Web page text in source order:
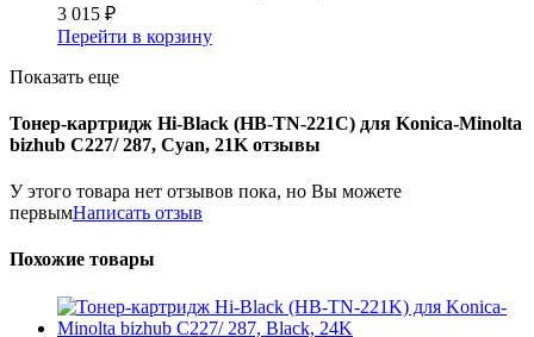
3 015 ₽
Перейти в корзину
Показать еще
Тонер-картридж Hi-Black (HB-TN-221C) для Konica-Minolta
bizhub C227/ 287, Cyan, 21K отзывы
У этого товара нет отзывов пока, но Вы можете
первымНаписать отзыв
Похожие товары